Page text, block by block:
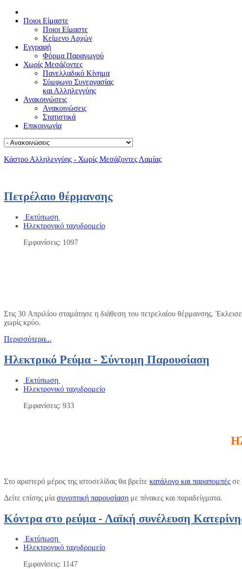
Ποιοι Είμαστε
Ποιοι Είμαστε
Κείμενο Αρχών
Εγγραφή
Φόρμα Παραγωγού
Χωρίς Μεσάζοντες
Πανελλαδικό Κίνημα
Σύμφωνο Συνεργασίας
και Αλληλεγγύης
Ανακοινώσεις
Ανακοινώσεις
Στατιστικά
Επικοινωνία
Κάστρο Αλληλεγγύης - Χωρίς Μεσάζοντες Λαμίας
Πετρέλαιο θέρμανσης
Εκτύπωση
Ηλεκτρονικό ταχυδρομείο
Εμφανίσεις: 1097
Στις 30 Απριλίου σταμάτησε η διάθεση του πετρελαίου θέρμανσης.
χωρίς κρύο.
Περισσότερα...
Ηλεκτρικό Ρεύμα - Σύντομη Παρουσίαση
Εκτύπωση
Ηλεκτρονικό ταχυδρομείο
Εμφανίσεις: 933
Στο αριστερό μέρος της ιστοσελίδας θα βρείτε κατάλογο και παραπομπές σε
Δείτε επίσης μία συνοπτική παρουσίαση με πίνακες και παραδείγματα.
Κόντρα στο ρεύμα - Λαϊκή συνέλευση
Εκτύπωση
Ηλεκτρονικό ταχυδρομείο
Εμφανίσεις: 1147